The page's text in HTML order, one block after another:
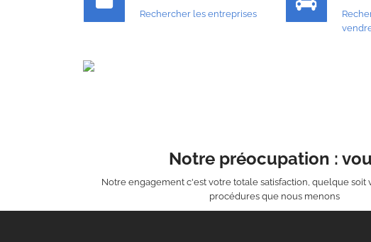
Rechercher les entreprises
Notre préocupation :
Notre engagement c'est votre totale satisfaction, quelque soit
procédures que nous menons